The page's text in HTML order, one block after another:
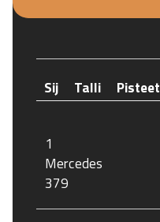
Sij Talli Pisteet
1
Mercedes
379